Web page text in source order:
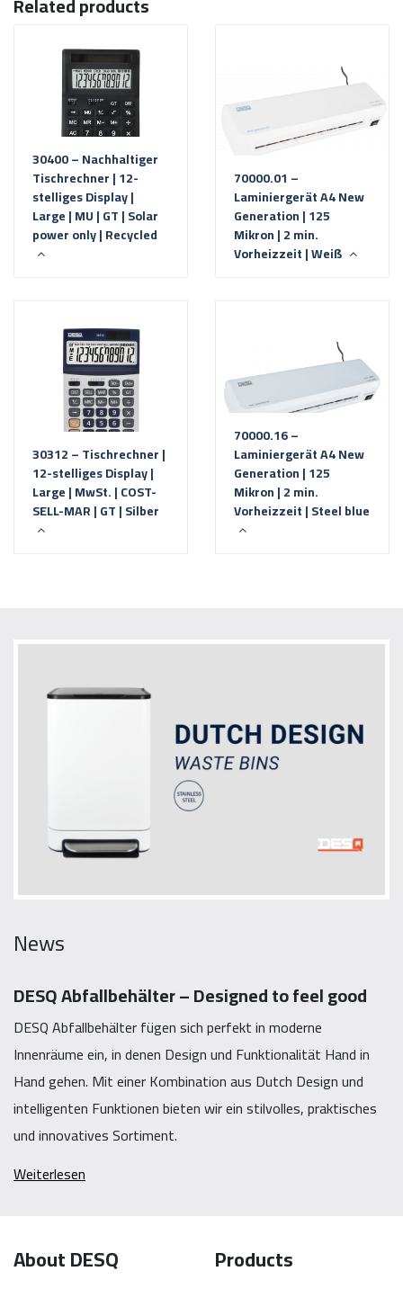
30400 – Nachhaltiger
Tischrechner | 12-
stelliges Display |
Large | MU | GT | Solar
power only | Recycled
70000.01 –
Laminiergerät A4 New
Generation | 125
Mikron | 2 min.
Vorheizzeit | Weiß
30312 – Tischrechner |
12-stelliges Display |
Large | MwSt. | COST-
SELL-MAR | GT | Silber
70000.16 –
Laminiergerät A4 New
Generation | 125
Mikron | 2 min.
Vorheizzeit | Steel blue
News
DESQ Abfallbehälter – Designed to feel good
DESQ Abfallbehälter fügen sich perfekt in moderne
Innenräume ein, in denen Design und Funktionalität Hand in
Hand gehen. Mit einer Kombination aus Dutch Design und
intelligenten Funktionen bieten wir ein stilvolles, praktisches
und innovatives Sortiment.
Weiterlesen
About DESQ Products